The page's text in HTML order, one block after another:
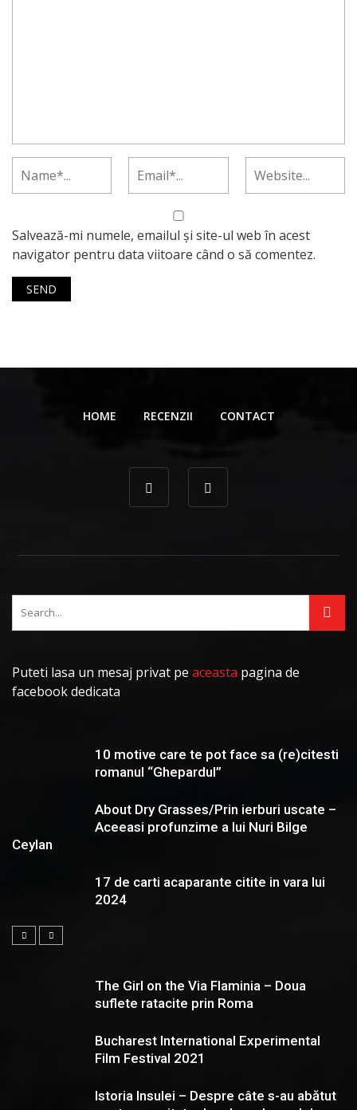
Salvează-mi numele, emailul și site-ul web în acest
navigator pentru data viitoare când o să comentez.
HOME RECENZII CONTACT
Puteti lasa un mesaj privat pe aceasta pagina de
facebook dedicata
10 motive care te pot face sa (re)citesti
romanul “Ghepardul”
About Dry Grasses/Prin ierburi uscate –
Aceeasi profunzime a lui Nuri Bilge
Ceylan
17 de carti acaparante citite in vara lui
2024
The Girl on the Via Flaminia – Doua
suflete ratacite prin Roma
Bucharest International Experimental
Film Festival 2021
Istoria Insulei – Despre câte s-au abătut